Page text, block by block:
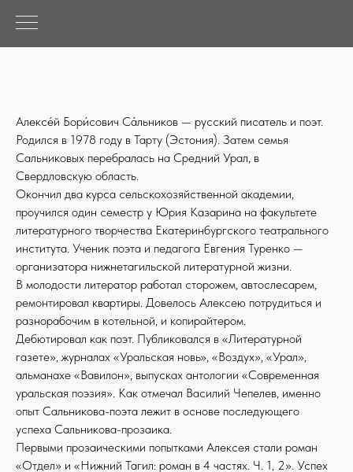
Алексе́й Бори́сович Са́льников — русский писатель и поэт.
Родился в 1978 году в Тарту (Эстония). Затем семья
Сальниковых перебралась на Средний Урал, в
Свердловскую область.
Окончил два курса сельскохозяйственной академии,
проучился один семестр у Юрия Казарина на факультете
литературного творчества Екатеринбургского театрального
института. Ученик поэта и педагога Евгения Туренко —
организатора нижнетагильской литературной жизни.
В молодости литератор работал сторожем, автослесарем,
ремонтировал квартиры. Довелось Алексею потрудиться и
разнорабочим в котельной, и копирайтером.
Дебютировал как поэт. Публиковался в «Литературной
газете», журналах «Уральская новь», «Воздух», «Урал»,
альманахе «Вавилон», выпусках антологии «Современная
уральская поэзия». Как отмечал Василий Чепелев, именно
опыт Сальникова-поэта лежит в основе последующего
успеха Сальникова-прозаика.
Первыми прозаическими попытками Алексея стали роман
«Отдел» и «Нижний Тагил: роман в 4 частях. Ч. 1, 2». Успех